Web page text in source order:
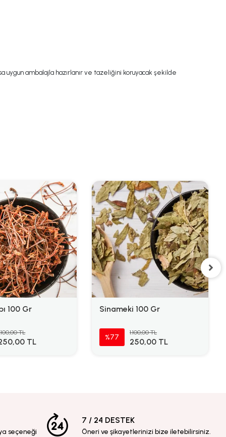
uygun ambalajla hazırlanır ve tazeliğini koruyacak şekilde
100 Gr
TL
TL
Sinameki 100 Gr
%77
1.100,00 TL
250,00 TL
seçeneği
7 / 24 DESTEK
Öneri ve şikayetlerinizi bize iletebilirsiniz.